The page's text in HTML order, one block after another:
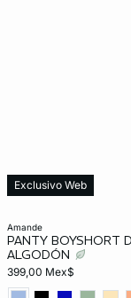
amande
PANTY BOYSHORT
ALGODÓN
399,00 Mex$
Exclusivo Web